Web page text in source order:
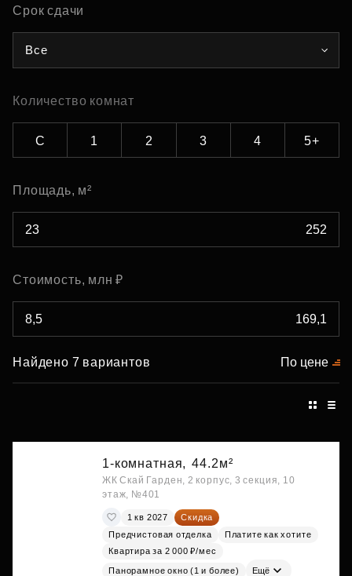
Срок сдачи
Все
Количество комнат
С 1 2 3 4 5+
Площадь, м²
Стоимость, млн ₽
Найдено 7 вариантов По цене
1-комнатная, 44.2м²
ЖК Скай Гарден, 2 корпус, 3 секция, 10
этаж, №401
1 кв 2027
Скидка
Предчистовая отделка
Платите как хотите
Квартира за 2 000 ₽/мес
Панорамное окно (1 и более) Ещё